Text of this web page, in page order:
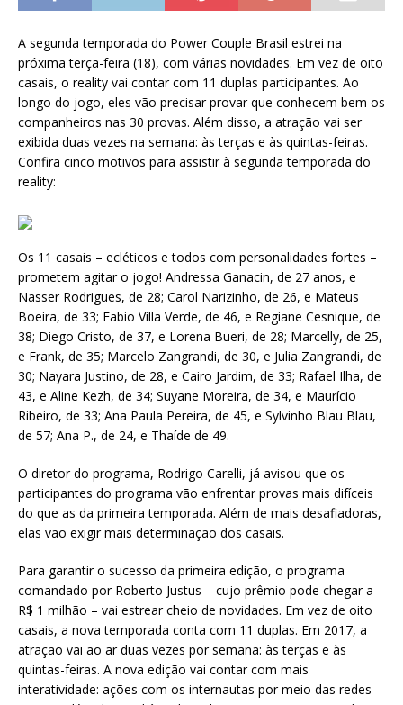
A segunda temporada do Power Couple Brasil estrei na
próxima terça-feira (18), com várias novidades. Em vez de oito
casais, o reality vai contar com 11 duplas participantes. Ao
longo do jogo, eles vão precisar provar que conhecem bem os
companheiros nas 30 provas. Além disso, a atração vai ser
exibida duas vezes na semana: às terças e às quintas-feiras.
Confira cinco motivos para assistir à segunda temporada do
reality:
Os 11 casais – ecléticos e todos com personalidades fortes –
prometem agitar o jogo! Andressa Ganacin, de 27 anos, e
Nasser Rodrigues, de 28; Carol Narizinho, de 26, e Mateus
Boeira, de 33; Fabio Villa Verde, de 46, e Regiane Cesnique, de
38; Diego Cristo, de 37, e Lorena Bueri, de 28; Marcelly, de 25,
e Frank, de 35; Marcelo Zangrandi, de 30, e Julia Zangrandi, de
30; Nayara Justino, de 28, e Cairo Jardim, de 33; Rafael Ilha, de
43, e Aline Kezh, de 34; Suyane Moreira, de 34, e Maurício
Ribeiro, de 33; Ana Paula Pereira, de 45, e Sylvinho Blau Blau,
de 57; Ana P., de 24, e Thaíde de 49.
O diretor do programa, Rodrigo Carelli, já avisou que os
participantes do programa vão enfrentar provas mais difíceis
do que as da primeira temporada. Além de mais desafiadoras,
elas vão exigir mais determinação dos casais.
Para garantir o sucesso da primeira edição, o programa
comandado por Roberto Justus – cujo prêmio pode chegar a
R$ 1 milhão – vai estrear cheio de novidades. Em vez de oito
casais, a nova temporada conta com 11 duplas. Em 2017, a
atração vai ao ar duas vezes por semana: às terças e às
quintas-feiras. A nova edição vai contar com mais
interatividade: ações com os internautas por meio das redes